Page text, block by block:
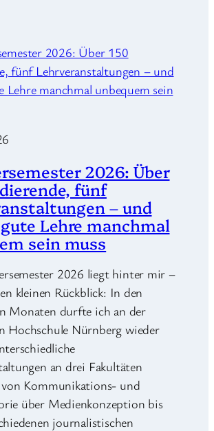
2026: Über
fünf
– und
Lehre manchmal
sein muss
2026 liegt hinter mir –
kleinen Rückblick: In den
Monaten durfte ich an der
Hochschule Nürnberg wieder
an drei Fakultäten
Kommunikations- und
über Medienkonzeption bis
journalistischen